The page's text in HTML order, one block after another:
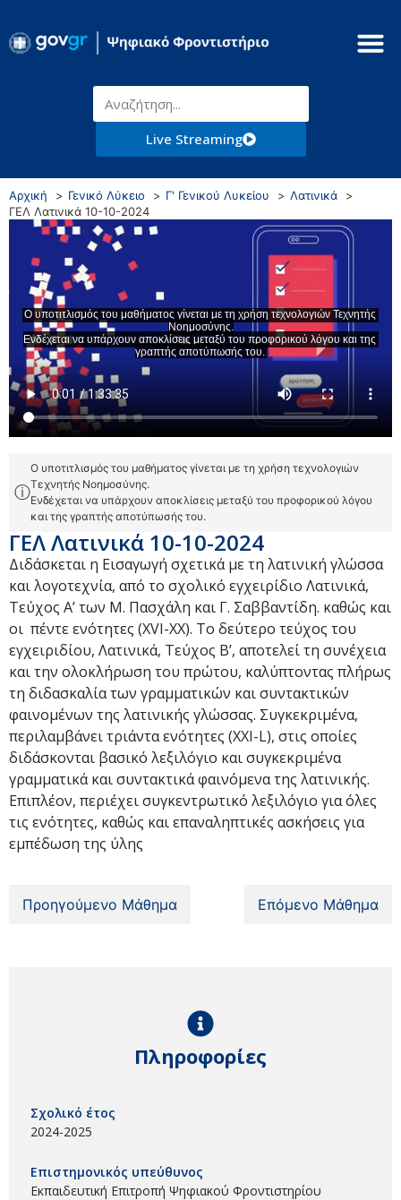
Live Streaming
Αρχική Γενικό Λύκειο Γ' Γενικού Λυκείου
Λατινικά
ΓΕΛ Λατινικά 10-10-2024
ⓘ
Ο υποτιτλισμός του μαθήματος γίνεται με τη χρήση τεχνολογιών
Τεχνητής Νοημοσύνης.
Ενδέχεται να υπάρχουν αποκλίσεις μεταξύ του προφορικού λόγου
και της γραπτής αποτύπωσής του.
ΓΕΛ Λατινικά 10-10-2024
Διδάσκεται η Eισαγωγή σχετικά με τη λατινική γλώσσα
και λογοτεχνία, από το σχολικό εγχειρίδιο Λατινικά,
Τεύχος Α’ των Μ. Πασχάλη και Γ. Σαββαντίδη. καθώς και
οι πέντε ενότητες (XVI-XX). Το δεύτερο τεύχος του
εγχειριδίου, Λατινικά, Τεύχος Β’, αποτελεί τη συνέχεια
και την ολοκλήρωση του πρώτου, καλύπτοντας πλήρως
τη διδασκαλία των γραμματικών και συντακτικών
φαινομένων της λατινικής γλώσσας. Συγκεκριμένα,
περιλαμβάνει τριάντα ενότητες (XXI-L), στις οποίες
διδάσκονται βασικό λεξιλόγιο και συγκεκριμένα
γραμματικά και συντακτικά φαινόμενα της λατινικής.
Επιπλέον, περιέχει συγκεντρωτικό λεξιλόγιο για όλες
τις ενότητες, καθώς και επαναληπτικές ασκήσεις για
εμπέδωση της ύλης
Προηγούμενο Μάθημα Επόμενο Μάθημα
Πληροφορίες
Σχολικό έτος
2024-2025
Επιστημονικός υπεύθυνος
Εκπαιδευτική Επιτροπή Ψηφιακού Φροντιστηρίου